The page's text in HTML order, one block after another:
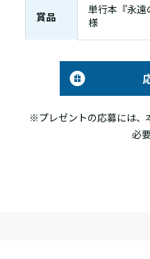
賞品
単行本『永
様
※プレゼントの応募には、
必